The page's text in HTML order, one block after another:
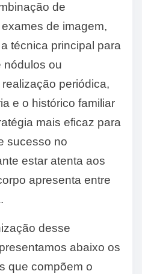
de
de imagem,
técnica principal para
nódulos ou
periódica,
e o histórico familiar
mais eficaz para
sucesso no
estar atenta aos
apresenta entre
desse
abaixo os
que compõem o